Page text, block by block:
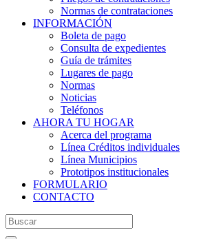
Normas de contrataciones
INFORMACIÓN
Boleta de pago
Consulta de expedientes
Guía de trámites
Lugares de pago
Normas
Noticias
Teléfonos
AHORA TU HOGAR
Acerca del programa
Línea Créditos individuales
Línea Municipios
Prototipos institucionales
FORMULARIO
CONTACTO